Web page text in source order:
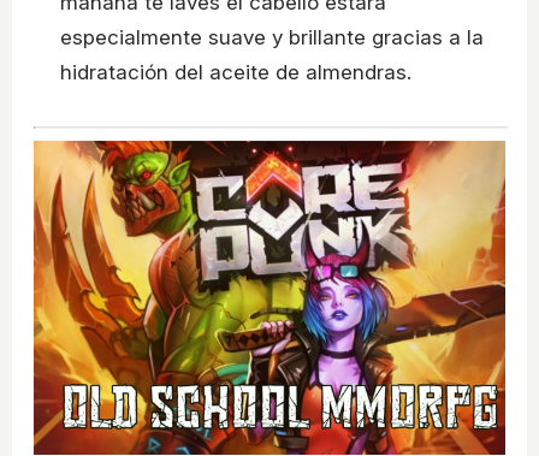
especialmente suave y brillante gracias a la
hidratación del aceite de almendras.